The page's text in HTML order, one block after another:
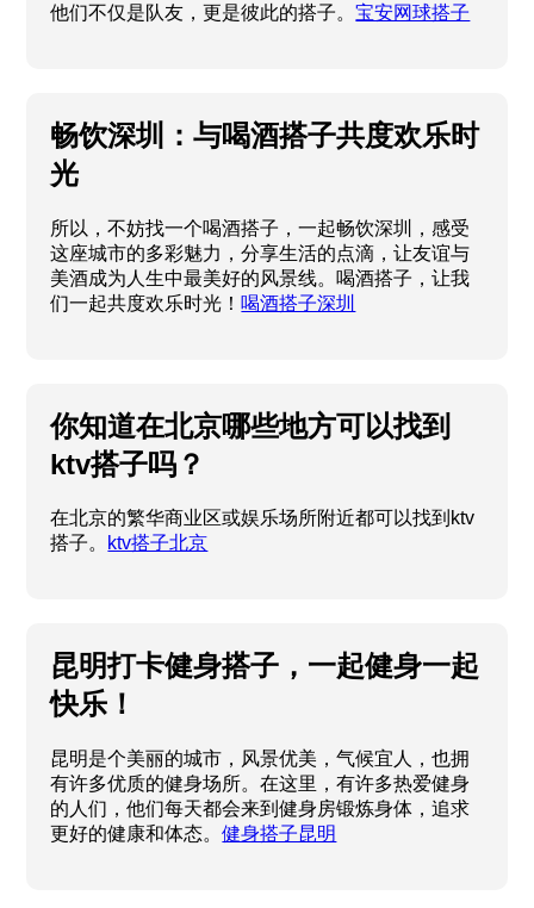
他们不仅是队友，更是彼此的搭子。宝安网球搭子
畅饮深圳：与喝酒搭子共度欢乐时
光
所以，不妨找一个喝酒搭子，一起畅饮深圳，感受
这座城市的多彩魅力，分享生活的点滴，让友谊与
美酒成为人生中最美好的风景线。喝酒搭子，让我
们一起共度欢乐时光！ 喝酒搭子深圳
你知道在北京哪些地方可以找到
ktv搭子吗？
在北京的繁华商业区或娱乐场所附近都可以找到ktv
搭子。 ktv搭子北京
昆明打卡健身搭子，一起健身一起
快乐！
昆明是个美丽的城市，风景优美，气候宜人，也拥
有许多优质的健身场所。在这里，有许多热爱健身
的人们，他们每天都会来到健身房锻炼身体，追求
更好的健康和体态。健身搭子昆明